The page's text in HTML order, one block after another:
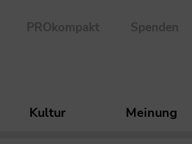
PROkompakt Spenden
Kultur Meinung